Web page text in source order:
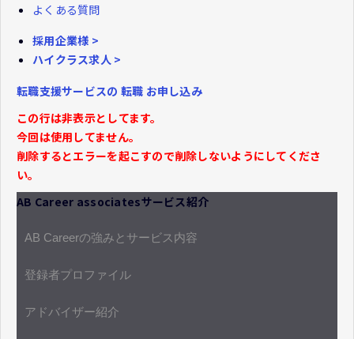
よくある質問
採用企業様 >
ハイクラス求人 >
転職支援サービスの 転職 お申し込み
この行は非表示としてます。
今回は使用してません。
削除するとエラーを起こすので削除しないようにしてくださ
い。
AB Career associatesサービス紹介
AB Careerの強みとサービス内容
登録者プロファイル
アドバイザー紹介